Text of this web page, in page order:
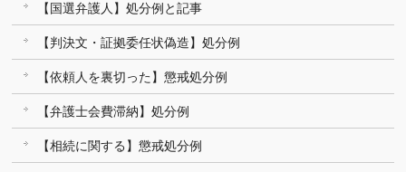
【国選弁護人】処分例と記事
【判決文・証拠委任状偽造】処分例
【依頼人を裏切った】懲戒処分例
【弁護士会費滞納】処分例
【相続に関する】懲戒処分例